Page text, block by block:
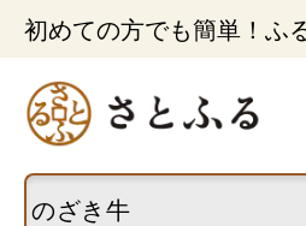
初めての方でも簡単！ふ